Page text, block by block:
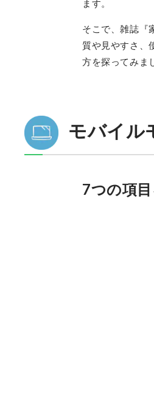
ます。
そこで、雑誌『
質や見やすさ、
方を探ってみま
モバイル
7つの項